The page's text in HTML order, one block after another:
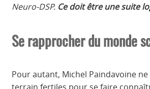
Neuro-DSP. Ce doit être une suite
Se rapprocher du monde
Pour autant, Michel Paindavoine